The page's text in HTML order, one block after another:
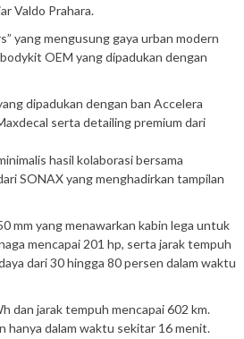
Valdo Prahara.
yang mengusung gaya urban modern
OEM yang dipadukan dengan
dipadukan dengan ban Accelera
serta detailing premium dari
hasil kolaborasi bersama
SONAX yang menghadirkan tampilan
mm yang menawarkan kabin lega untuk
mencapai 201 hp, serta jarak tempuh
dari 30 hingga 80 persen dalam waktu
dan jarak tempuh mencapai 602 km.
hanya dalam waktu sekitar 16 menit.